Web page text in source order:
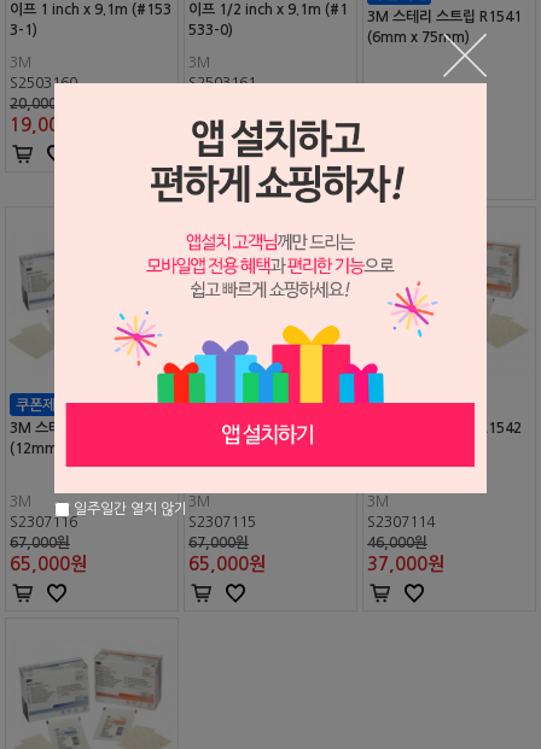
이프 1 inch x 9.1m (#153
3-1)
3M
S2503160
20,000원
19,000
이프 1/2 inch x 9.1m (#1
533-0)
3M
S2503161
19,000 원
3M 스테리 스트립 R1541
(6mm x 75mm)
3M 스테리 스트립 R1547
(12mm x 100mm)
3M
S2307116
67,000원
65,000원
3M 스테리 스트립 R1546
(6mm x 100mm)
3M
S2307115
67,000원
65,000원
3M 스테리 스트립 R1542
3M
S2307114
46,000원
37,000원
일주일간 열지 않기